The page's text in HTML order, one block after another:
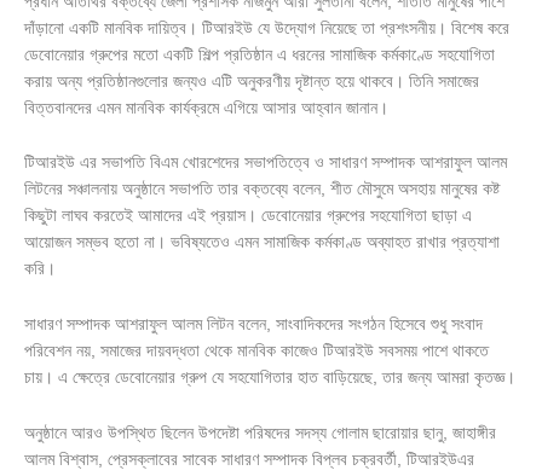
দাঁড়ানো একটি মানবিক দায়িত্ব। টিআরইউ যে উদ্যোগ নিয়েছে তা প্রশংসনীয়। বিশেষ করে
ডেবোনেয়ার গ্রুপের মতো একটি শিল্প প্রতিষ্ঠান এ ধরনের সামাজিক কর্মকাণ্ডে সহযোগিতা
করায় অন্য প্রতিষ্ঠানগুলোর জন্যও এটি অনুকরণীয় দৃষ্টান্ত হয়ে থাকবে। তিনি সমাজের
বিত্তবানদের এমন মানবিক কার্যক্রমে এগিয়ে আসার আহ্বান জানান।
টিআরইউ এর সভাপতি বিএম খোরশেদের সভাপতিত্বে ও সাধারণ সম্পাদক আশরাফুল আলম
লিটনের সঞ্চালনায় অনুষ্ঠানে সভাপতি তার বক্তব্যে বলেন, শীত মৌসুমে অসহায় মানুষের কষ্ট
কিছুটা লাঘব করতেই আমাদের এই প্রয়াস। ডেবোনেয়ার গ্রুপের সহযোগিতা ছাড়া এ
আয়োজন সম্ভব হতো না। ভবিষ্যতেও এমন সামাজিক কর্মকাণ্ড অব্যাহত রাখার প্রত্যাশা
করি।
সাধারণ সম্পাদক আশরাফুল আলম লিটন বলেন, সাংবাদিকদের সংগঠন হিসেবে শুধু সংবাদ
পরিবেশন নয়, সমাজের দায়বদ্ধতা থেকে মানবিক কাজেও টিআরইউ সবসময় পাশে থাকতে
চায়। এ ক্ষেত্রে ডেবোনেয়ার গ্রুপ যে সহযোগিতার হাত বাড়িয়েছে, তার জন্য আমরা কৃতজ্ঞ।
অনুষ্ঠানে আরও উপস্থিত ছিলেন উপদেষ্টা পরিষদের সদস্য গোলাম ছারোয়ার ছানু, জাহাঙ্গীর
আলম বিশ্বাস, প্রেসক্লাবের সাবেক সাধারণ সম্পাদক বিপ্লব চক্রবর্তী, টিআরইউএর